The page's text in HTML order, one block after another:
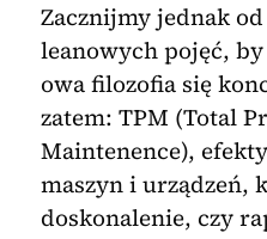
Zacznijmy jednak
leanowych pojęć,
owa filozofia się
zatem: TPM (Total
Maintenence),
maszyn i urządzeń,
doskonalenie, czy